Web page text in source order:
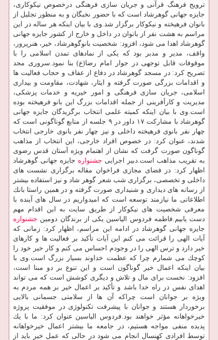
ترویج فرهنگ قرآنی و جریان سازی فرهنگی درخصوص نیكوكاری،
جایزه جهانی گوهرشاد است كه با حضور نخبگان و به منظور تجلیل از
بانوان فرهیخته و نیكوكار برگزار شد.وی با بیان اینكه هر ساله در این
مراسم به هشت نفر از بانوان در داخل و خارج از كشور جایزه جهانی
گوهرشاد اهدا می شود، افزود: شخصیت بانوگوهرشاد، خیر، هنرپرور،
واقف، مدیر و مدبر بود كه یكی از نمادهای تمدن اسلامی را با
موقوفات قابل توجهی در جوار امام رضا(ع) بنا نمود.سروری مجد
تصریح كرد: در مسجد گوهرشاد در دفاع از عفاف و حجاب فعالیت ها
و اقدامات بزرگی صورت گرفته و ایثار، شهادت، مقاومت و بیداری
اسلامی، جریان سازی فرهنگی و امور خیریه و خدمات پزشكی،
مدیریت و كارآفرینی از جمله اقدامات بزرگ این بانو فرهیخته بوده
است.وی با بیان اینكه كمیته علمی انتخاب برگزیدگان جایزه جهانی
گوهرشاد با مشاركت ۱۷ داور در ۹ جلسه از منابع گوناگونی است كه
چهار نفر بانوی فرهیخته داخلی و نیز چهار نفر بانوی خارجی انتخاب
شدند، عنوان كرد: در خصوص افراد خارجی، این انتخاب از مذاهب
گوناگون صورت گرفت كه نشان از اهتمام ویژه آستان قدس رضوی
به تقریب مذاهب است.دبیر اجرایی جشنواره جایزه جهانی گوهرشاد
اظهار كرد: در فضای مجازی فراخوان مقاله برگزاری نشست های
داخلی و تخصصی، برگزاری شب شعر گوهر شاد و نیز استفاده بیشتر
از رسانه های دیداری و شنیداری صورت گرفته و در همین راستا بانك
اطلاعاتی ما نیازمند توسعه است كه امیدواریم در سال های آینده با
معرفی شخصیت های نیكوكار از طریق سایت به این اقدام مهم
دست یابیم.فاطمه فردوس الیاسین یكی از برندگان دومین جشنواره
جایزه جهانی گوهرشاد در ادامه این مراسم، اظهار كرد: زمانی كه
آیات الهی را قرائت می كنم این آیات تأكید بر فعالیت ها و كارهای
خیر دارد و ترس الهی را در وجودم احساس می كنم و كار خیر خود را
كوچك می شمارم چرا كه عظمت خداوند بسیار بزرگ است.وی با
بیان اینكه اعمال خیر گوناگون است و این تنوع بر دو مبنا است،
افزود: نخست برای مال و تلاش و دیگری كوشش است كه می تواند
اهدای نفس در راه خدا باشد و تأكید بر اعمال خیر بر همه مردم به
ویژه بر جوانان است چراكه آن ها از سلامتی جسمانی بالایی
برخوردار هستند و جوانان با پیشرفت تكنولوژی در موفقیت پروژه
خیرخواهانه مؤثر خواهند بود.فردوس الیاسین عنوان كرد: ما با یك
پدیده منفی مواجه هستیم، در جامعه ما بیشتر اعمال خیرخواهانه
توسط افرادی كهنسال انجام می شود در حالی كه عمل خیر باید از